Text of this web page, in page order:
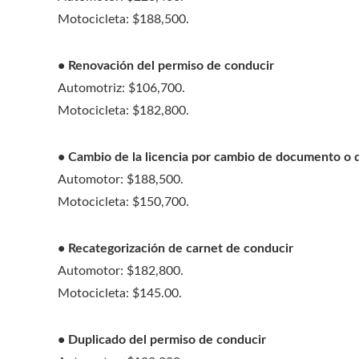
Motocicleta: $188,500.
• Renovación del permiso de conducir
Automotriz: $106,700.
Motocicleta: $182,800.
• Cambio de la licencia por cambio de documento o
Automotor: $188,500.
Motocicleta: $150,700.
• Recategorización de carnet de conducir
Automotor: $182,800.
Motocicleta: $145.00.
• Duplicado del permiso de conducir